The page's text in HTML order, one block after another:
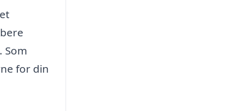
for din